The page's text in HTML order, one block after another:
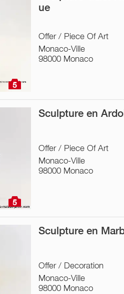
5
ue
Offer / Piece Of Art
Monaco-Ville
98000 Monaco
5
Sculpture en
Offer / Piece Of Art
Monaco-Ville
98000 Monaco
Sculpture en
Offer / Decoration
Monaco-Ville
98000 Monaco